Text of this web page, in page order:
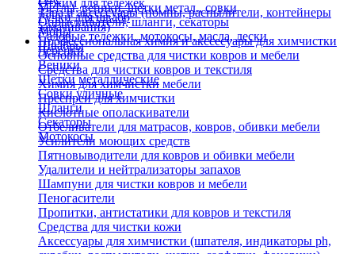
Отжим для тележек
Ручки для швабр
Мопы
Швабры
Метлы, веники, щетки метал., совки
Опрыскиватели, шланги, секаторы
Садовые тележки, мотокосы, масла, лески
Черенки
Веники
Щетки металлические
Совки уличные
Шланги
Секаторы
Мотокосы
Тара и аксессуары (помпы, распылители, контейнеры
замачивания)
Профессиональная химия и акссесуары для химчистки
Основные средства для чистки ковров и мебели
Средства для чистки ковров и текстиля
Химия для химчистки мебели
Преспреи для химчистки
Кислотные ополаскиватели
Отбеливатели для матрасов, ковров, обивки мебели
Усилители моющих средств
Пятновыводители для ковров и обивки мебели
Удалители и нейтрализаторы запахов
Шампуни для чистки ковров и мебели
Пеногасители
Пропитки, антистатики для ковров и текстиля
Средства для чистки кожи
Аксессуары для химчистки (шпателя, индикаторы ph,